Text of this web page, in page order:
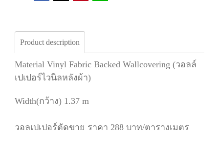
Product description
Material Vinyl Fabric Backed Wallcovering (วอลล์
เปเปอร์ไวนิลหลังผ้า)
Width(กว้าง) 1.37 m
วอลเปเปอร์ตัดขาย ราคา 288 บาท/ตารางเมตร